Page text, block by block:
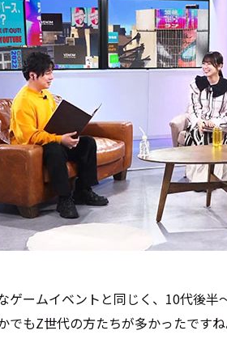
ゲームイベントと同じく、10代後半
でもZ世代の方たちが多かったですね